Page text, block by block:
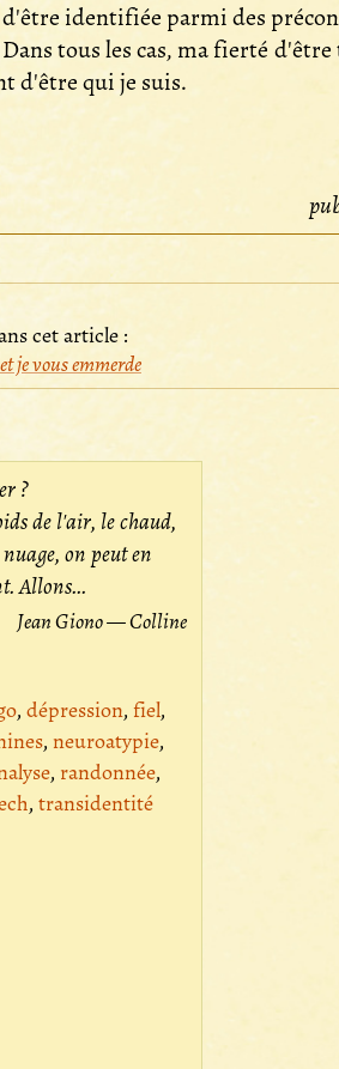
identifiée parmi des
tous les cas, ma fierté
d'être qui je suis.
cet article :
je vous emmerde
?
de l'air, le chaud,
on peut en
Allons...
Jean Giono — Colline
dépression fiel
neuroatypie
randonnée
transidentité